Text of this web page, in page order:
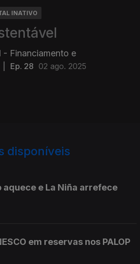
INATIVO
Financiamento e
Ep. 28 02 ago. 2025
disponíveis
aquece e La Niña arrefece
em reservas nos PALOP